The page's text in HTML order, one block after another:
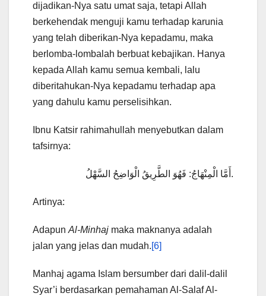
dijadikan-Nya satu umat saja, tetapi Allah
berkehendak menguji kamu terhadap karunia
yang telah diberikan-Nya kepadamu, maka
berlomba-lombalah berbuat kebajikan. Hanya
kepada Allah kamu semua kembali, lalu
diberitahukan-Nya kepadamu terhadap apa
yang dahulu kamu perselisihkan.
Ibnu Katsir rahimahullah menyebutkan dalam
tafsirnya:
أَمَّا الْمِنْهَاجُ: فَهُوَ الطَّرِيقُ الْوَاضِحُ السَّهْلُ.
Artinya:
Adapun Al-Minhaj maka maknanya adalah
jalan yang jelas dan mudah.[6]
Manhaj agama Islam bersumber dari dalil-dalil
Syar’i berdasarkan pemahaman Al-Salaf Al-